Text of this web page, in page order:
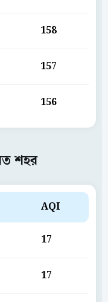
158
157
156
শহর
AQI
17
17